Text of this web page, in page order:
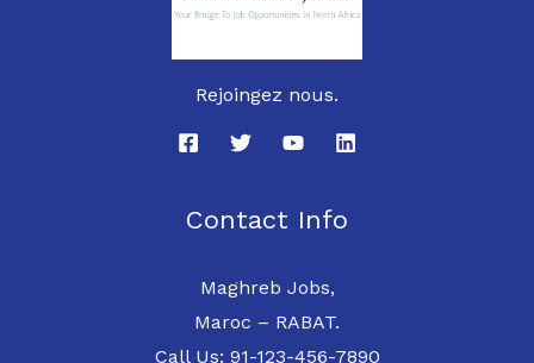
Rejoingez nous.
Contact Info
Maghreb Jobs,
Maroc – RABAT.
Call Us: 91-123-456-7890